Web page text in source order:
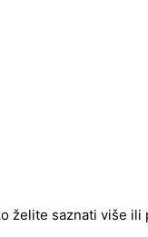
saznati više